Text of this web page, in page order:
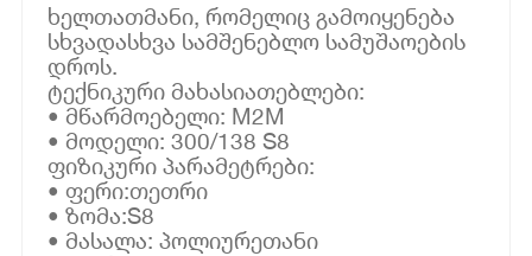
ხელთათმანი, რომელიც გამოიყენება
სხვადასხვა სამშენებლო სამუშაოების
დროს.
ტექნიკური მახასიათებლები:
• მწარმოებელი: M2M
• მოდელი: 300/138 S8
ფიზიკური პარამეტრები:
• ფერი:თეთრი
• ზომა:S8
• მასალა: პოლიურეთანი